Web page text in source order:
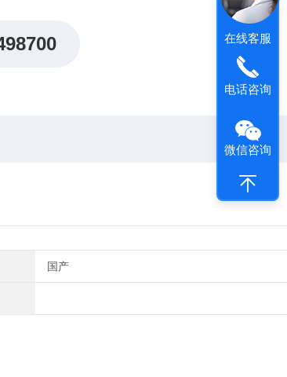
国产
在线客服
电话咨询
微信咨询